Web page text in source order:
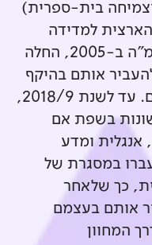
בית-ספרית)
למדידה
והערכה בחינוך. עם הקמת ראמ"ה ב-2005, החלה
אותם בהיקף
רחב, לבדוק אותם ולנתח אותם. עד לשנת 2018/9,
בשפת אם
ומדע
במסגרת של
כך שלאחר
אותם בעצמם
המחוון